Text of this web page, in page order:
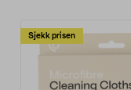
Sjekk prisen